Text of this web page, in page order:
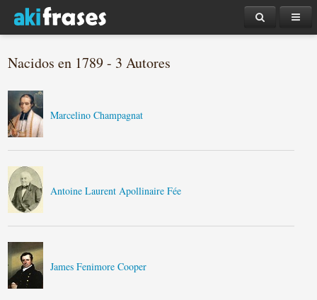
Nacidos en 1789 - 3 Autores
Marcelino Champagnat
Antoine Laurent Apollinaire Fée
James Fenimore Cooper